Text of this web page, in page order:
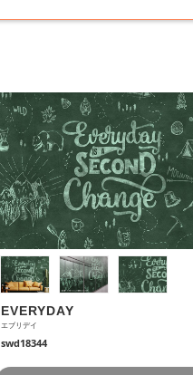
EVERYDAY
エブリデイ
swd18344